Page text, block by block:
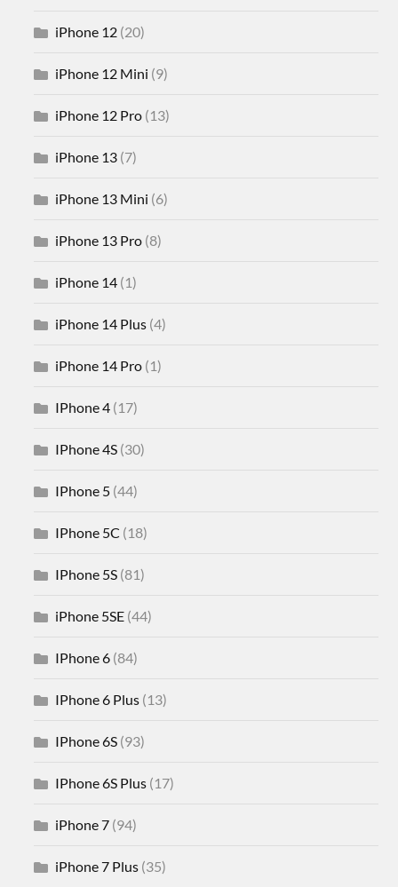
iPhone 12 (20)
iPhone 12 Mini (9)
iPhone 12 Pro (13)
iPhone 13 (7)
iPhone 13 Mini (6)
iPhone 13 Pro (8)
iPhone 14 (1)
iPhone 14 Plus (4)
iPhone 14 Pro (1)
IPhone 4 (17)
IPhone 4S (30)
IPhone 5 (44)
IPhone 5C (18)
IPhone 5S (81)
iPhone 5SE (44)
IPhone 6 (84)
IPhone 6 Plus (13)
IPhone 6S (93)
IPhone 6S Plus (17)
iPhone 7 (94)
iPhone 7 Plus (35)